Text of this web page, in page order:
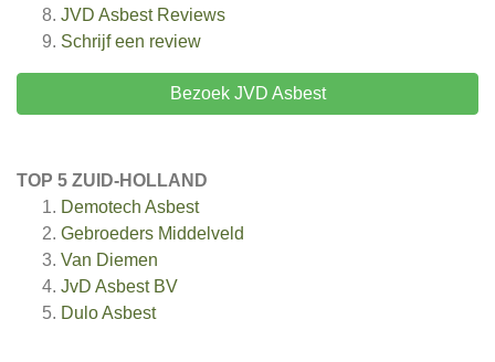
JVD AsbestReviews
Schrijf een review
Bezoek JVD Asbest
TOP 5 ZUID-HOLLAND
Demotech Asbest
Gebroeders Middelveld
Van Diemen
JvD Asbest BV
Dulo Asbest